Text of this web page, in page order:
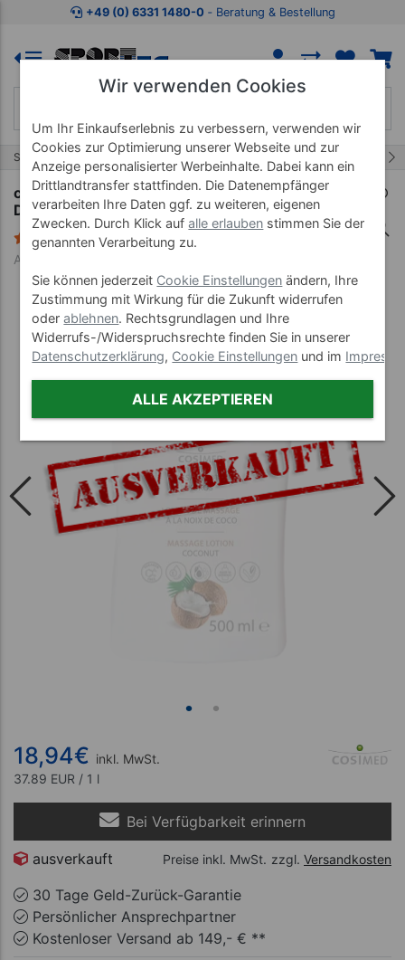
Zum Kaufbereich springen Zur Produktbeschreibung
+49 (0) 6331 1480-0 ‐ Beratung & Bestellung
Start Therapiebedarf Präparate 163/457
cosiMed Massagelotion Kokos mit
Druckspender, 500 ml
1 Bewertung
Art-Nr. 24146
18,94€ inkl. MwSt.
37.89 EUR / 1 l
Bei Verfügbarkeit erinnern
ausverkauft Preise inkl. MwSt. zzgl. Versandkosten
30 Tage Geld-Zurück-Garantie
Persönlicher Ansprechpartner
Kostenloser Versand ab 149,- € **
Wir verwenden Cookies
Um Ihr Einkaufserlebnis zu verbessern, verwenden wir
Cookies zur Optimierung unserer Webseite und zur
Anzeige personalisierter Werbeinhalte. Dabei kann ein
Drittlandtransfer stattfinden. Die Datenempfänger
verarbeiten Ihre Daten ggf. zu weiteren, eigenen
Zwecken. Durch Klick aufalle erlauben stimmen Sie der
genannten Verarbeitung zu.
Sie können jederzeit Cookie Einstellungen ändern, Ihre
Zustimmung mit Wirkung für die Zukunft widerrufen
oderablehnen. Rechtsgrundlagen und Ihre
Widerrufs-/Widerspruchsrechte finden Sie in unserer
Datenschutzerklärung, Cookie Einstellungen und im
ALLE AKZEPTIEREN